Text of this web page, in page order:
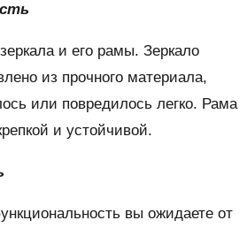
и его рамы. Зеркало
из прочного материала,
или повредилось легко. Рама
и устойчивой.
вы ожидаете от